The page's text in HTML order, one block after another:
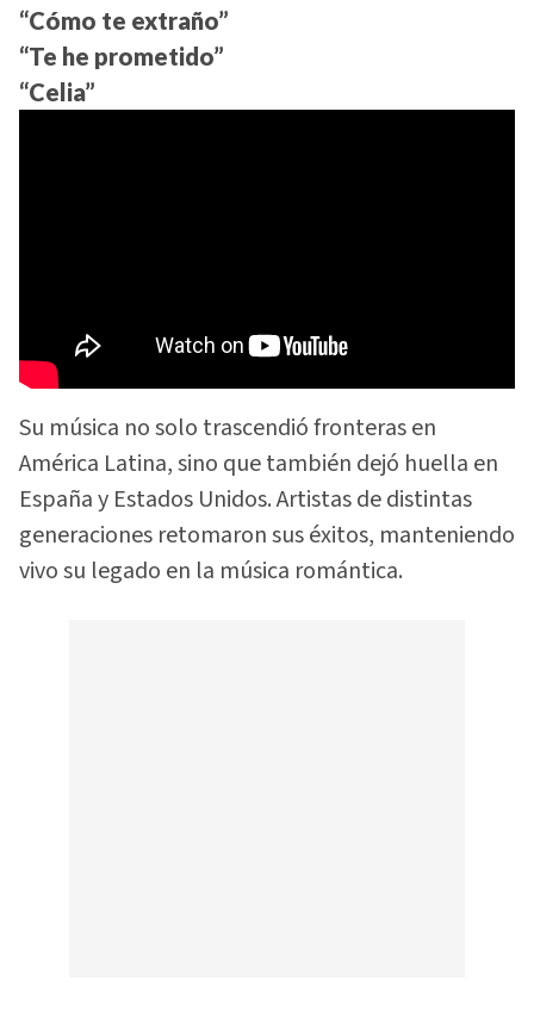
“Cómo te extraño”
“Te he prometido”
“Celia”
Su música no solo trascendió fronteras en
América Latina, sino que también dejó huella en
España y Estados Unidos. Artistas de distintas
generaciones retomaron sus éxitos, manteniendo
vivo su legado en la música romántica.